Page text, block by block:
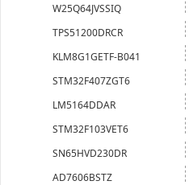
W25Q64JVSSIQ
TPS51200DRCR
KLM8G1GETF-B041
STM32F407ZGT6
LM5164DDAR
STM32F103VET6
SN65HVD230DR
AD7606BSTZ